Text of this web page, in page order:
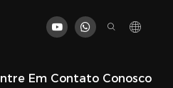
Em Contato Conosco